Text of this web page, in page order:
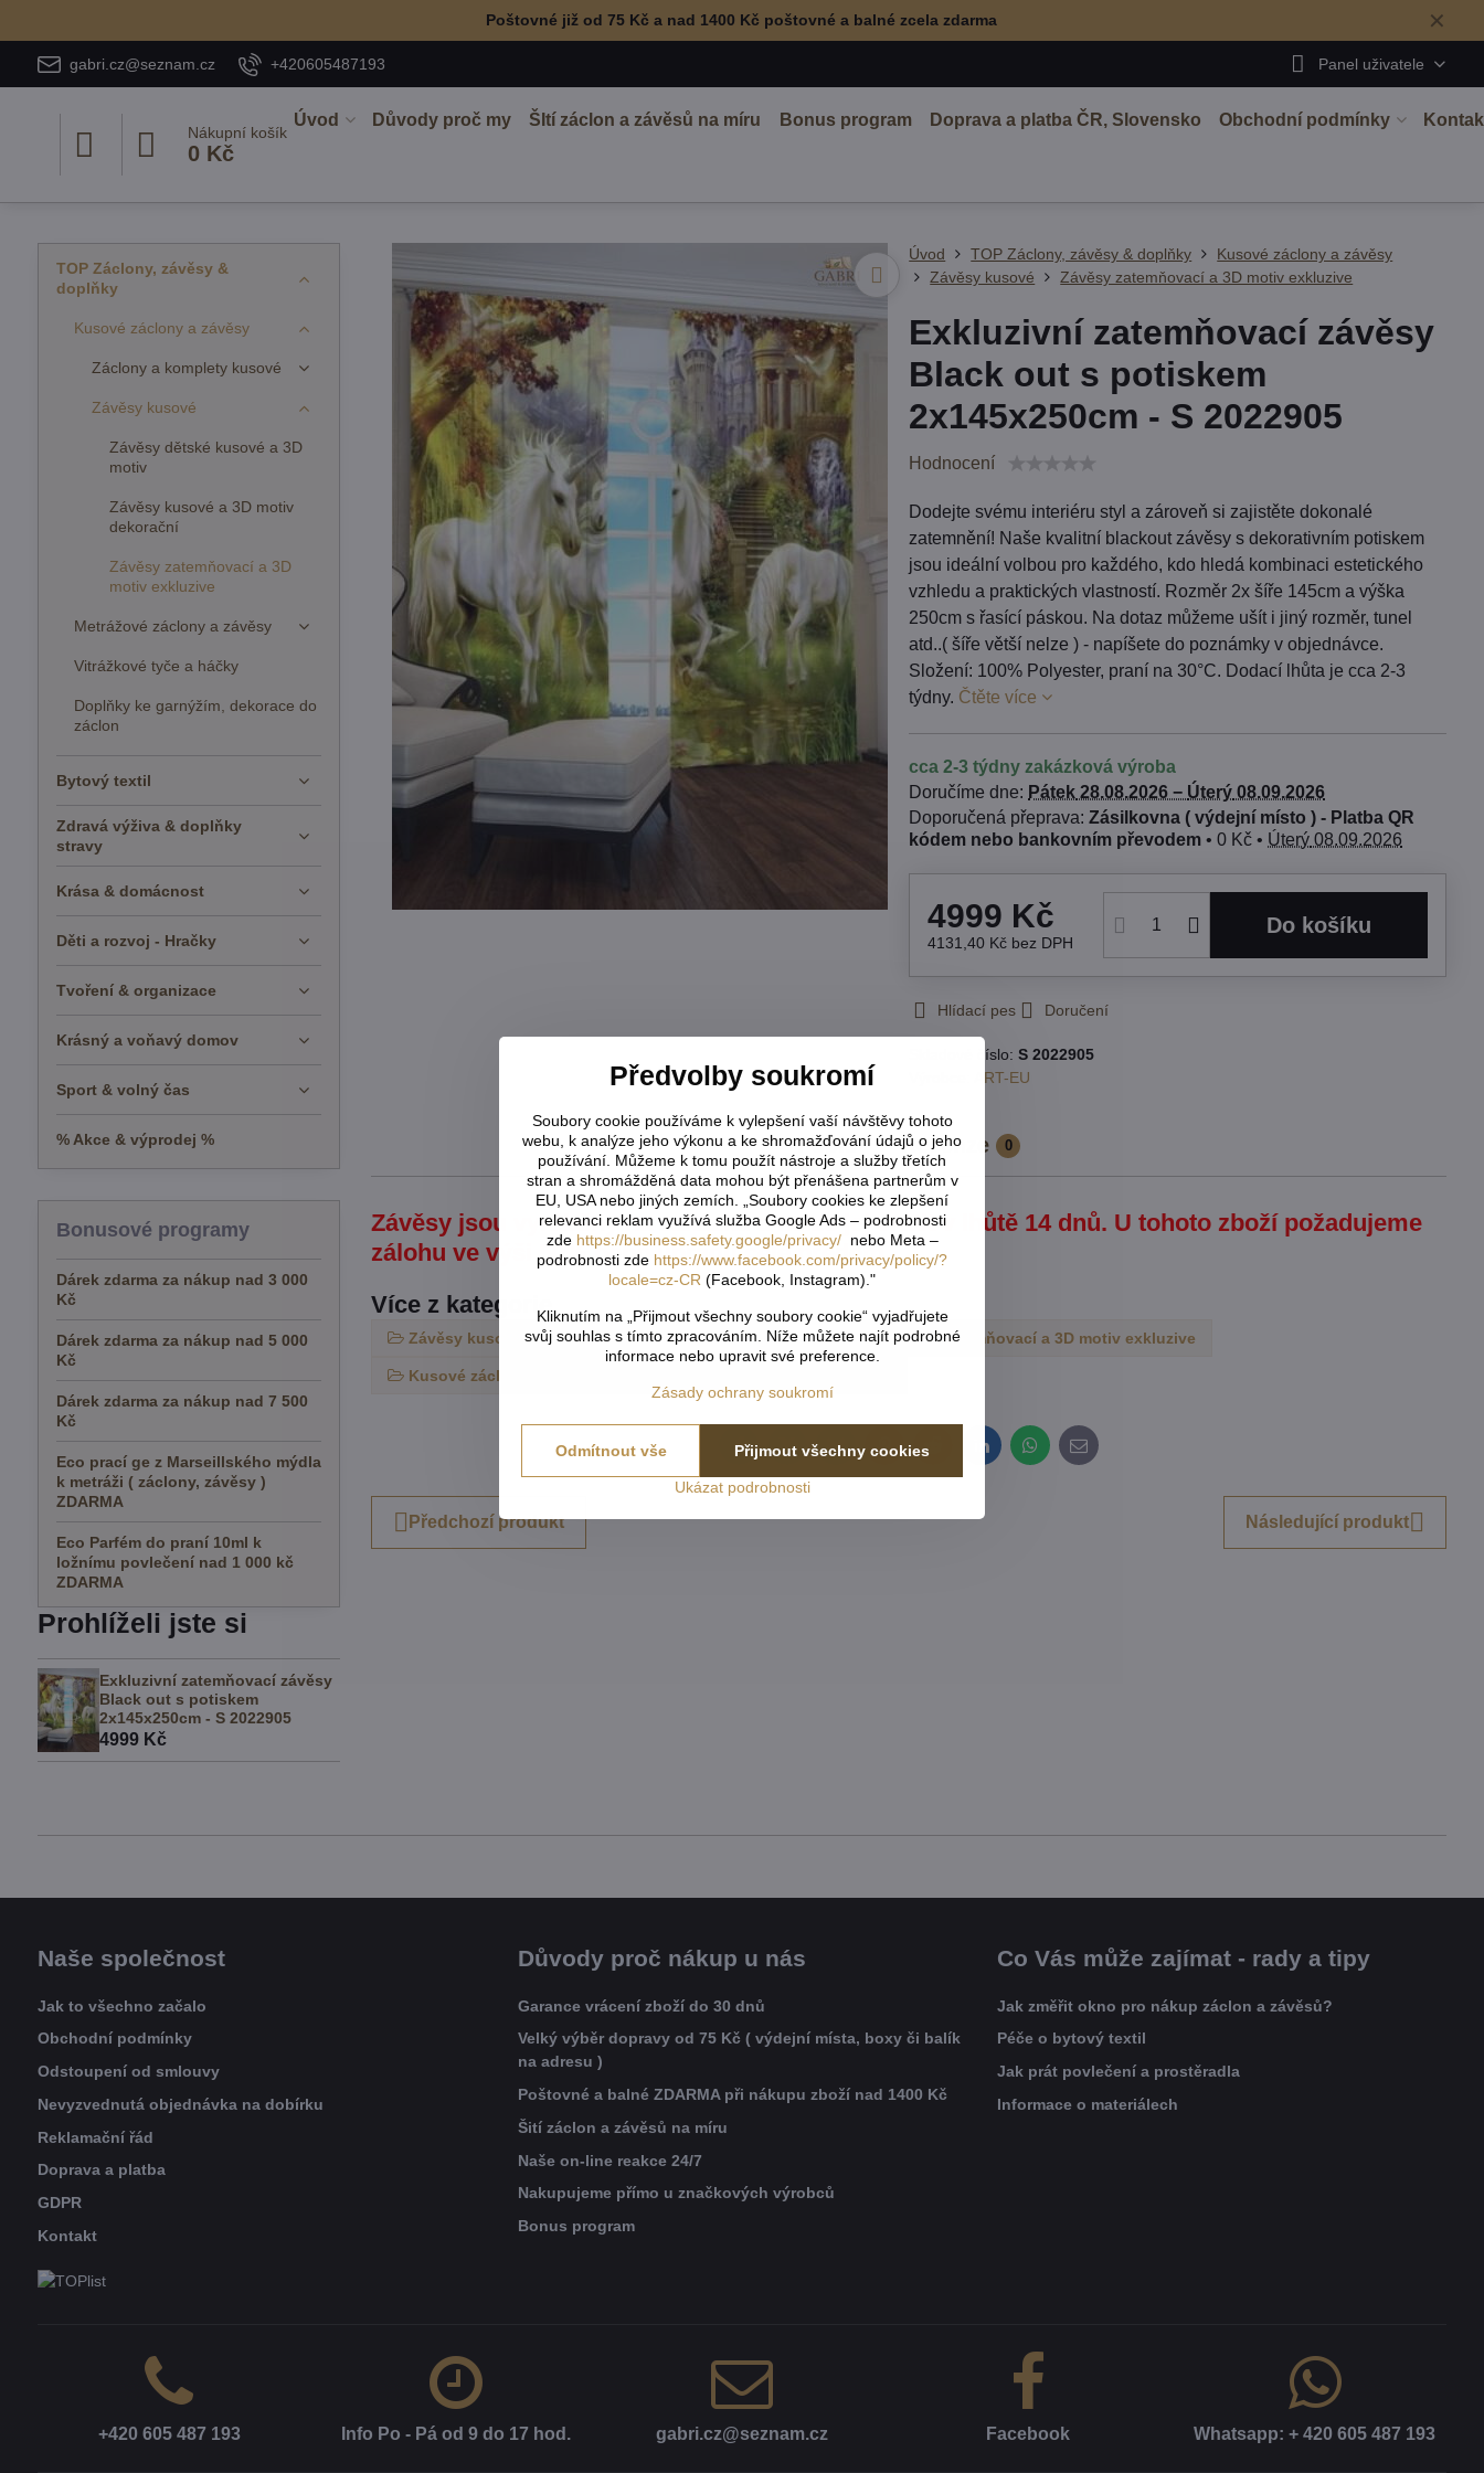
✕
Poštovné již od 75 Kč a nad 1400 Kč poštovné a balné zcela zdarma
gabri.cz@seznam.cz +420605487193 Panel uživatele
Nákupní košík
0 Kč
Úvod Důvody proč my ŠItí záclon a závěsů na míru Bonus program Doprava a platba ČR, Slovensko Obchodní podmínky
Úvod TOP Záclony, závěsy & doplňky
Kusové záclony a závěsy
Závěsy kusové
Závěsy zatemňovací a 3D motiv exkluzive
Exkluzivní zatemňovací závěsy
Black out s potiskem
2x145x250cm - S 2022905
Hodnocení
Dodejte svému interiéru styl a zároveň si zajistěte dokonalé
zatemnění! Naše kvalitní blackout závěsy s dekorativním potiskem
jsou ideální volbou pro každého, kdo hledá kombinaci estetického
vzhledu a praktických vlastností. Rozměr 2x šíře 145cm a výška
250cm s řasící páskou. Na dotaz můžeme ušít i jiný rozměr, tunel
atd..( šíře větší nelze ) - napíšete do poznámky v objednávce.
Složení: 100% Polyester, praní na 30°C. Dodací lhůta je cca 2-3
týdny. Čtěte více
cca 2-3 týdny zakázková výroba
Doručíme dne: Pátek 28.08.2026 − Úterý 08.09.2026
Zásilkovna ( výdejní místo ) - Platba QR
kódem nebo bankovním převodem •0 Kč • Úterý 08.09.2026
4999 Kč
4131,40 Kč bez DPH
Do košíku
Hlídací pes Doručení
Skladové číslo:S 2022905
ART-EU
Popis Recenze 0
Závěsy jsou vyráběny na zakázku a nelze jej vrátit v lhůtě 14 dnů. U tohoto zboží požadujeme
zálohu ve výši 50% nebo úhradu celé předem.
Více z kategorie
Závěsy kusové Závěsy dětské kusové a 3D motiv Závěsy zatemňovací a 3D motiv exkluzive
Kusové záclony a závěsy
Facebook
TwitterBlueskyPinterest LinkedInWhatsApp
E-
mail
Předchozí produkt Následující produkt
TOP Záclony, závěsy &
doplňky
Kusové záclony a závěsy
Záclony a komplety kusové
Závěsy kusové
Závěsy dětské kusové a 3D
motiv
Závěsy kusové a 3D motiv
dekorační
Závěsy zatemňovací a 3D
motiv exkluzive
Metrážové záclony a závěsy
Vitrážkové tyče a háčky
Doplňky ke garnýžím, dekorace do
záclon
Bytový textil
Zdravá výživa & doplňky
stravy
Krása & domácnost
Děti a rozvoj - Hračky
Tvoření & organizace
Krásný a voňavý domov
Sport & volný čas
% Akce & výprodej %
Bonusové programy
Dárek zdarma za nákup nad 3 000
Kč
Dárek zdarma za nákup nad 5 000
Kč
Dárek zdarma za nákup nad 7 500
Kč
Eco prací ge z Marseillského mýdla
k metráži ( záclony, závěsy )
ZDARMA
Eco Parfém do praní 10ml k
ložnímu povlečení nad 1 000 kč
ZDARMA
Prohlíželi jste si
Exkluzivní zatemňovací závěsy
Black out s potiskem
2x145x250cm - S 2022905
4999 Kč
Naše společnost
Jak to všechno začalo
Obchodní podmínky
Odstoupení od smlouvy
Nevyzvednutá objednávka na dobírku
Reklamační řád
Doprava a platba
GDPR
Kontakt
Důvody proč nákup u nás
Garance vrácení zboží do 30 dnů
Velký výběr dopravy od 75 Kč ( výdejní místa, boxy či balík
na adresu )
Poštovné a balné ZDARMA při nákupu zboží nad 1400 Kč
Šití záclon a závěsů na míru
Naše on-line reakce 24/7
Nakupujeme přímo u značkových výrobců
Bonus program
Co Vás může zajímat - rady a tipy
Jak změřit okno pro nákup záclon a závěsů?
Péče o bytový textil
Jak prát povlečení a prostěradla
Informace o materiálech
+420 605 487 193 Info Po - Pá od 9 do 17 hod​. gabri​.cz​@seznam​.cz Facebook Whatsapp: + 420 605 487 193
Předvolby soukromí
Soubory cookie používáme k vylepšení vaší návštěvy tohoto
webu, k analýze jeho výkonu a ke shromažďování údajů o jeho
používání. Můžeme k tomu použít nástroje a služby třetích
stran a shromážděná data mohou být přenášena partnerům v
EU, USA nebo jiných zemích. „Soubory cookies ke zlepšení
relevanci reklam využívá služba Google Ads – podrobnosti
zde https://business.safety.google/privacy/nebo Meta –
podrobnosti zde https://www.facebook.com/privacy/policy/?
locale=cz-CR (Facebook, Instagram)."
Kliknutím na „Přijmout všechny soubory cookie“ vyjadřujete
svůj souhlas s tímto zpracováním. Níže můžete najít podrobné
informace nebo upravit své preference.
Zásady ochrany soukromí
Ukázat podrobnosti
Přijmout všechny cookies
Odmítnout vše